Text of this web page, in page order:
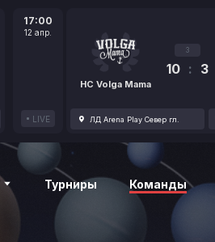
17:00
12 апр.
LIVE
HC Volga Mama
3
10 : 3
ЛД Arena Play Север гл.
Турниры Команды